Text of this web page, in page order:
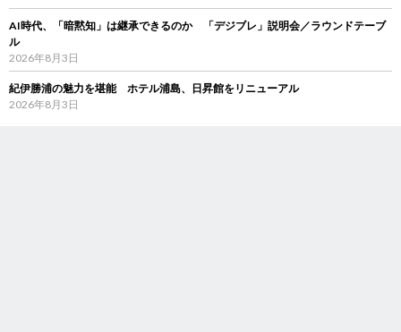
AI時代、「暗黙知」は継承できるのか 「デジブレ」説明会／ラウンドテーブ
ル
2026年8月3日
紀伊勝浦の魅力を堪能 ホテル浦島、日昇館をリニューアル
2026年8月3日